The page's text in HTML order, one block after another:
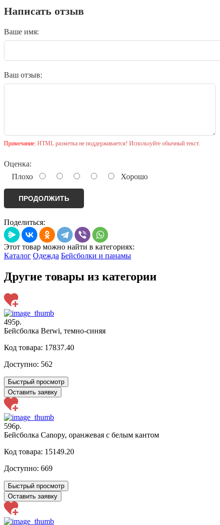
Написать отзыв
Ваше имя:
Ваш отзыв:
Примечание: HTML разметка не поддерживается! Используйте обычный текст.
Оценка:
Плохо
Хорошо
ПРОДОЛЖИТЬ
Поделиться:
Этот товар можно найти в категориях:
Каталог Одежда Бейсболки и панамы
Другие товары из категории
495р.
Бейсболка Berwi, темно-синяя
Код товара: 17837.40
Доступно: 562
Быстрый просмотр
Оставить заявку
596р.
Бейсболка Canopy, оранжевая с белым кантом
Код товара: 15149.20
Доступно: 669
Быстрый просмотр
Оставить заявку